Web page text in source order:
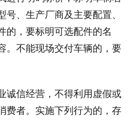
、生产厂商及主要配置、
的，要标明可选配件的名
。不能现场交付车辆的，要
诚信经营，不得利用虚假或
费者。实施下列行为的，存